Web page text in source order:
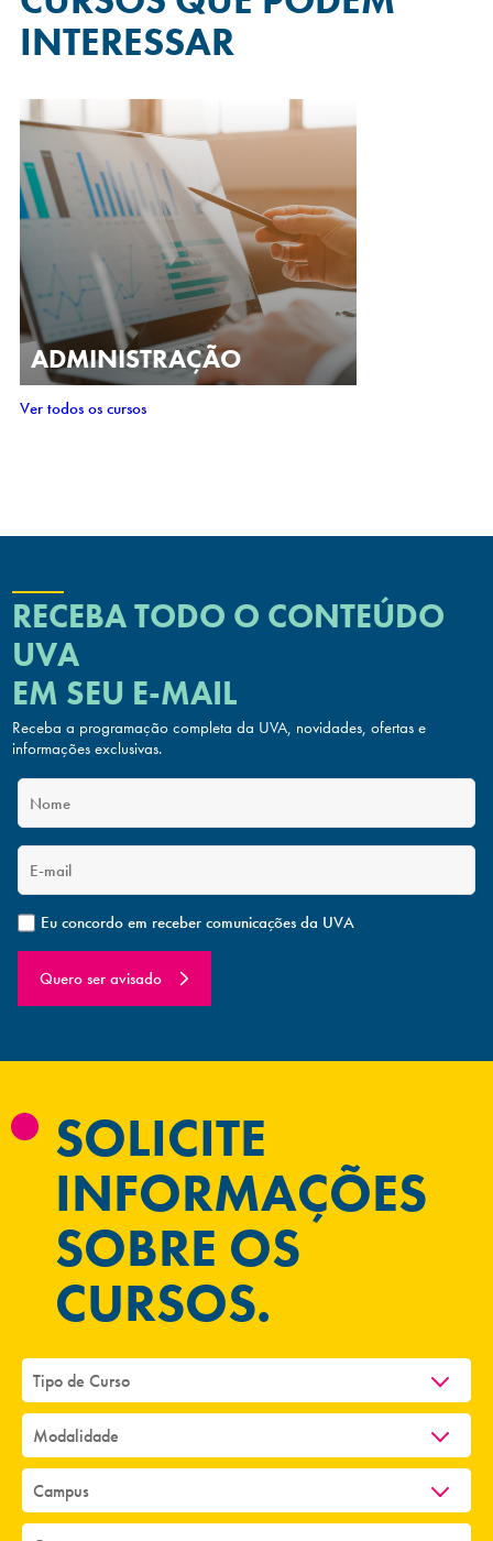
INTERESSAR
ADMINISTRAÇÃO
Ver todos os cursos
RECEBA TODO O CONTEÚDO
UVA
EM SEU E-MAIL
Receba a programação completa da UVA, novidades, ofertas e
informações exclusivas.
Eu concordo em receber comunicações da UVA
Quero ser avisado
SOLICITE
INFORMAÇÕES
SOBRE OS
CURSOS.